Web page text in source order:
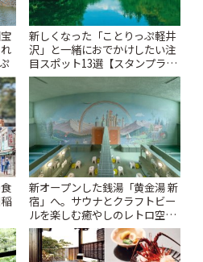
新しくなった「ことりっぷ軽井
沢」と一緒におでかけしたい注
目スポット13選【スタンプラリ
ー開催中】 | ことりっぷ
新オープンした銭湯「黄金湯 新
宿」へ。サウナとクラフトビー
ルを楽しむ癒やしのレトロ空間
| ことりっぷ